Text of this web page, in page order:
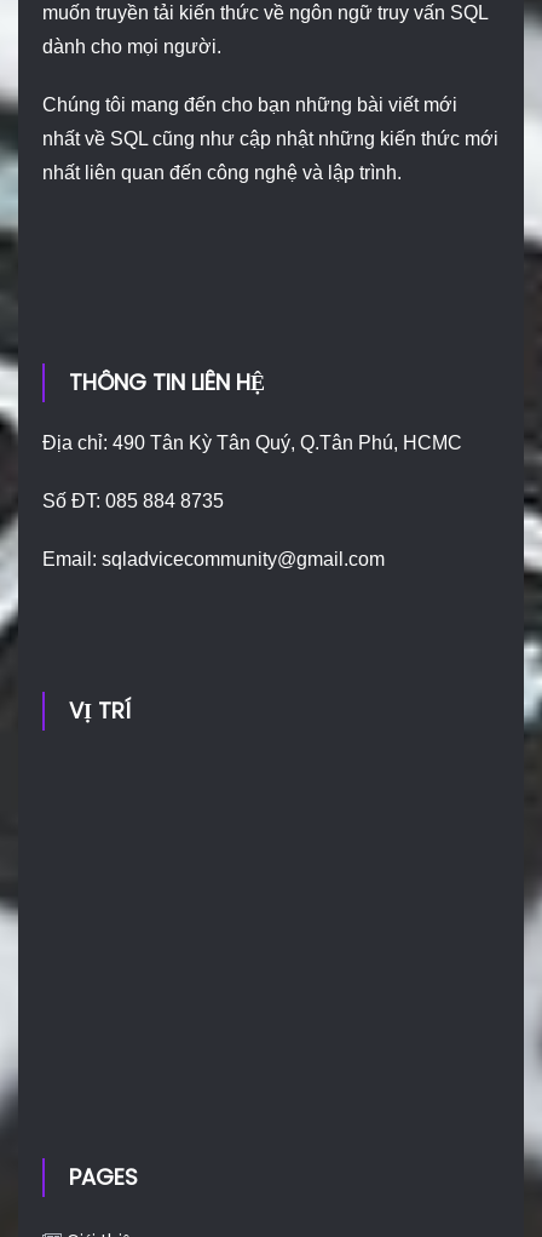
muốn truyền tải kiến thức về ngôn ngữ truy vấn SQL
dành cho mọi người.
Chúng tôi mang đến cho bạn những bài viết mới
nhất về SQL cũng như cập nhật những kiến thức mới
nhất liên quan đến công nghệ và lập trình.
THÔNG TIN LIÊN HỆ
Địa chỉ: 490 Tân Kỳ Tân Quý, Q.Tân Phú, HCMC
Số ĐT: 085 884 8735
Email:sqladvicecommunity@gmail.com
VỊ TRÍ
PAGES